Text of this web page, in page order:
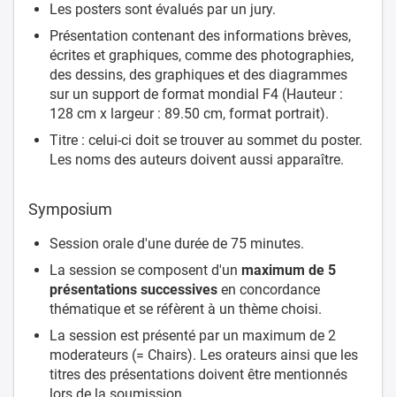
Les posters sont évalués par un jury.
Présentation contenant des informations brèves,
écrites et graphiques, comme des photographies,
des dessins, des graphiques et des diagrammes
sur un support de format mondial F4 (Hauteur :
128 cm x largeur : 89.50 cm, format portrait).
Titre : celui-ci doit se trouver au sommet du poster.
Les noms des auteurs doivent aussi apparaître.
Symposium
Session orale d'une durée de 75 minutes.
La session se composent d'un maximum de 5
présentations successives en concordance
thématique et se réfèrent à un thème choisi.
La session est présenté par un maximum de 2
moderateurs (= Chairs). Les orateurs ainsi que les
titres des présentations doivent être mentionnés